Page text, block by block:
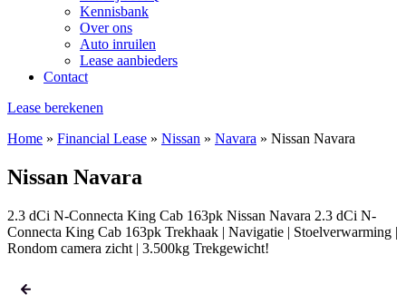
Kennisbank
Over ons
Auto inruilen
Lease aanbieders
Contact
Lease berekenen
Home » Financial Lease » Nissan » Navara » Nissan Navara
Nissan Navara
2.3 dCi N-Connecta King Cab 163pk Nissan Navara 2.3 dCi N-
Connecta King Cab 163pk Trekhaak | Navigatie | Stoelverwarming |
Rondom camera zicht | 3.500kg Trekgewicht!